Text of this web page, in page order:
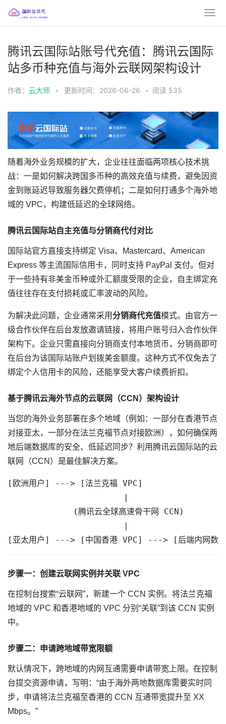
腾讯云国际站账号代充值：腾讯云国际
站多币种充值与海外云联网架构设计
作者： 云大师 • 更新时间：2026-06-26 • 阅读 535
随着海外业务规模的扩大，企业往往面临两项核心技术挑
战：一是如何解决跨国多币种的高效充值与续费，避免因资
金到账延迟导致服务器欠费停机；二是如何打通多个海外地
域的 VPC，构建低延迟的全球网络。
腾讯云国际站自主充值与分销商代付对比
国际站官方直接支持绑定 Visa、Mastercard、American
Express 等主流国际信用卡，同时支持 PayPal 支付。但对
于一些持有非美金币种或外汇额度受限的企业，自主绑定充
值往往存在支付损耗或汇率波动的风险。
为解决此问题，企业通常采用分销商代充值模式。由官方一
级合作伙伴在后台发放邀请链接，将用户账号归入合作伙伴
架构下。企业只需直接向分销商支付本地货币，分销商即可
在后台为该国际站账户划拨美金额度。这种方式不仅免去了
绑定个人信用卡的风险，还能享受大客户续费折扣。
基于腾讯云海外节点的云联网（CCN） 架构设计
当您的海外业务部署在多个地域（例如：一部分在香港节点
对接亚太，一部分在法兰克福节点对接欧洲），如何确保两
地后端数据库的安全、低延迟同步？利用腾讯云国际站的云
联网（CCN）是最佳解决方案。
[欧洲用户] ---> [法兰克福 VPC]
|
(腾讯云全球高速骨干网 CCN)
|
[亚太用户] ---> [中国香港 VPC] ---> [后端内网数
步骤一：创建云联网实例并关联 VPC
在控制台搜索“云联网”，新建一个 CCN 实例。将法兰克福
地域的 VPC 和香港地域的 VPC 分别“关联”到该 CCN 实例
中。
步骤二：申请跨地域带宽限额
默认情况下，跨地域的内网互通需要申请带宽上限。在控制
台提交资源申请，写明：“由于海外两地数据库需要实时同
步，申请将法兰克福至香港的 CCN 互通带宽提升至 XX
Mbps。”